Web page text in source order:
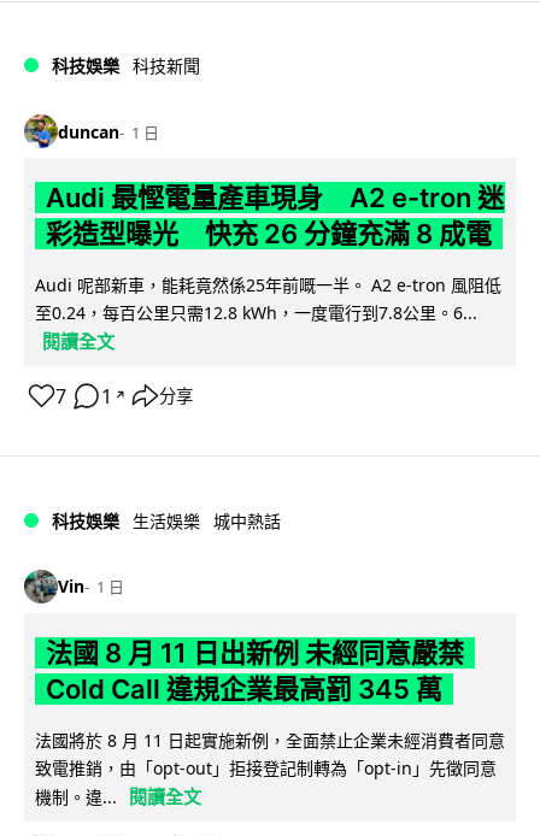
科技娛樂 科技新聞
duncan 1 日
Audi 最慳電量產車現身 A2 e-tron 迷
彩造型曝光 快充 26 分鐘充滿 8 成電
Audi 呢部新車，能耗竟然係25年前嘅一半。 A2 e-tron 風阻低
至0.24，每百公里只需12.8 kWh，一度電行到7.8公里。6...
閱讀全文
7 1 ↗ 分享
科技娛樂 生活娛樂 城中熱話
Vin 1 日
法國 8 月 11 日出新例 未經同意嚴禁
Cold Call 違規企業最高罰 345 萬
法國將於 8 月 11 日起實施新例，全面禁止企業未經消費者同意
致電推銷，由「opt-out」拒接登記制轉為「opt-in」先徵同意
機制。違...
閱讀全文